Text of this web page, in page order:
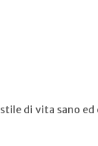
di vita sano ed